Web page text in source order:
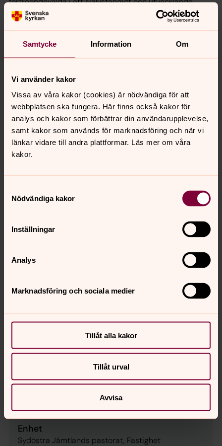
Samtycke Information Om
Vi använder kakor
Vissa av våra kakor (cookies) är nödvändiga för att
webbplatsen ska fungera. Här finns också kakor för
analys och kakor som förbättrar din användarupplevelse,
samt kakor som används för marknadsföring och när vi
länkar vidare till andra plattformar. Läs mer om våra
kakor.
Nödvändiga kakor
Inställningar
Analys
Marknadsföring och sociala medier
Tillåt alla kakor
Tillåt urval
Avvisa
arbete med tydligt mandat.
Vill du bidra med struktur, analys och framtidsfokus i ett
uppdrag där både människa, miljö och ekonomi räknas?
Välkommen med din ansökan till Sydöstra Jämtlands
Om tjänsten
Placeringsort: Östersund, Jämtlands län
Ansök senast 14 augusti
Tidsbegränsad anställning
Anställningens omfattning
Publiceringsdatum
Löneform
Sysselsättningsgrad
Antal lediga befattningar
Fastighetsförvaltning
Enhet
Sydöstra Jämtlands pastorat, Fastighet